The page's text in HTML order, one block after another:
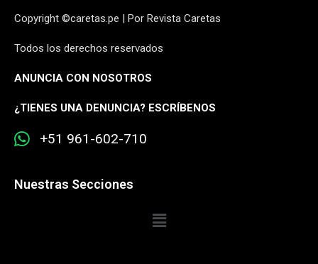
Copyright ©caretas.pe | Por Revista Caretas
Todos los derechos reservados
ANUNCIA CON NOSOTROS
¿TIENES UNA DENUNCIA? ESCRÍBENOS
+51 961-602-710
Nuestras Secciones